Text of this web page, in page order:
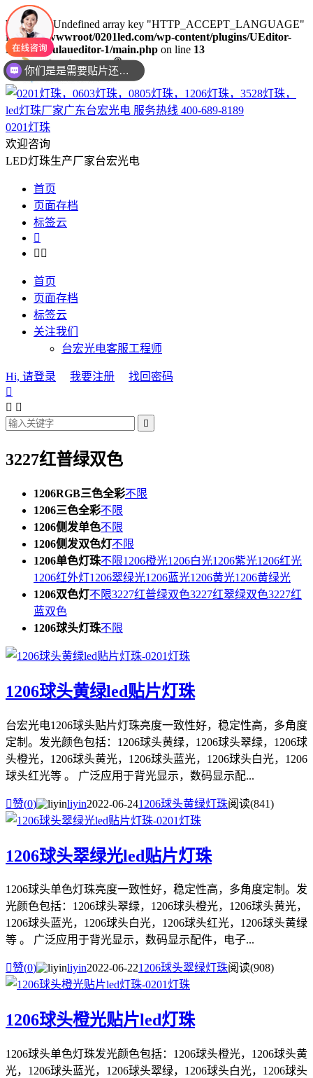
Warning
: Undefined array key "HTTP_ACCEPT_LANGUAGE"
in/www/wwwroot/0201led.com/wp-content/plugins/UEditor-
KityFormulaueditor-1/main.php on line 13
0201灯珠
欢迎咨询
LED灯珠生产厂家台宏光电
首页
页面存档
标签云

 
首页
页面存档
标签云
关注我们
台宏光电客服工程师
Hi, 请登录 我要注册
找回密码

 

3227红普绿双色
1206RGB三色全彩不限
1206三色全彩不限
1206侧发单色不限
1206侧发双色灯不限
1206单色灯珠不限1206橙光1206白光1206紫光1206红光
1206红外灯1206翠绿光1206蓝光1206黄光1206黄绿光
1206双色灯不限3227红普绿双色3227红翠绿双色3227红
蓝双色
1206球头灯珠不限
1206球头黄绿led贴片灯珠
台宏光电1206球头贴片灯珠亮度一致性好，稳定性高，多角度
定制。发光颜色包括：1206球头黄绿，1206球头翠绿，1206球
头橙光，1206球头黄光，1206球头蓝光，1206球头白光，1206
球头红光等 。 广泛应用于背光显示，数码显示配...
赞(0) liyin2022-06-241206球头黄绿灯珠阅读(841)
1206球头翠绿光led贴片灯珠
1206球头单色灯珠亮度一致性好，稳定性高，多角度定制。发
光颜色包括：1206球头翠绿，1206球头橙光，1206球头黄光，
1206球头蓝光，1206球头白光，1206球头红光，1206球头黄绿
等 。 广泛应用于背光显示，数码显示配件，电子...
赞(0) liyin2022-06-221206球头翠绿灯珠阅读(908)
1206球头橙光贴片led灯珠
1206球头单色灯珠发光颜色包括：1206球头橙光，1206球头黄
光，1206球头蓝光，1206球头翠绿，1206球头白光，1206球头
现在想要灯珠规格书资料还是要样品测试呢？么？